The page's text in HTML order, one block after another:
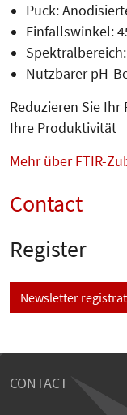
Puck:
Einfallswinkel:
Nutzbarer pH-
Reduzieren Sie
Ihre Produktivität
Mehr über FTIR-
Contact
Register
Newsletter
CONTACT